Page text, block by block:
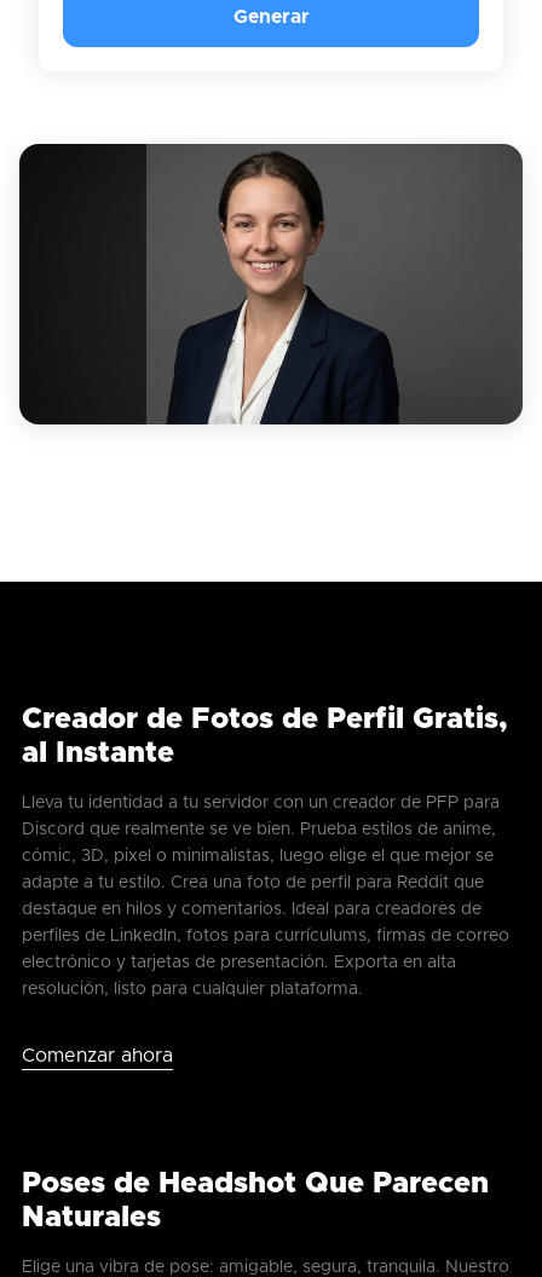
Generar
Creador de Fotos de Perfil Gratis,
al Instante
Lleva tu identidad a tu servidor con un creador de PFP para
Discord que realmente se ve bien. Prueba estilos de anime,
cómic, 3D, pixel o minimalistas, luego elige el que mejor se
adapte a tu estilo. Crea una foto de perfil para Reddit que
destaque en hilos y comentarios. Ideal para creadores de
perfiles de LinkedIn, fotos para currículums, firmas de correo
electrónico y tarjetas de presentación. Exporta en alta
resolución, listo para cualquier plataforma.
Comenzar ahora
Poses de Headshot Que Parecen
Naturales
Elige una vibra de pose: amigable, segura, tranquila. Nuestro